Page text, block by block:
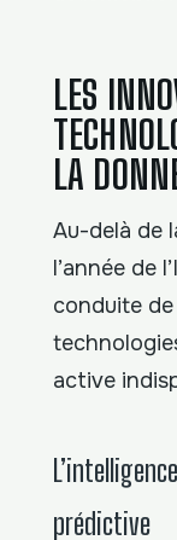
LES
LA
Au-delà de
l’année de
conduite de
active
prédictive